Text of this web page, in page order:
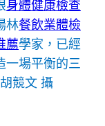
身體健康檢查
林餐飲業體檢
薦學家，已經
一場平衡的三
競文 攝